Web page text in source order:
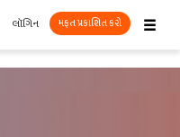
☰
લૉગિન મફત પ્રકાશિત કરો